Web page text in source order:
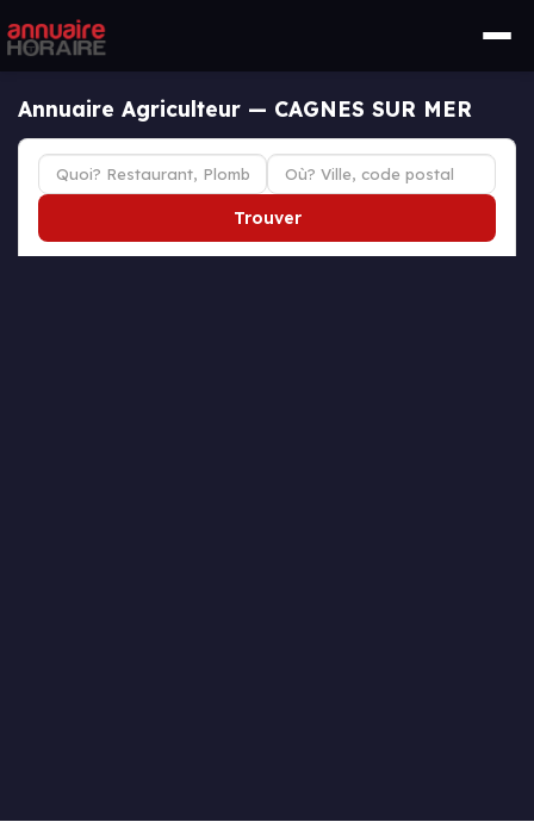
Annuaire Agriculteur — CAGNES SUR MER
Trouver